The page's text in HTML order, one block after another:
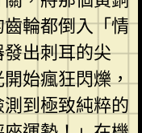
輪都倒入「情
出刺耳的尖
始瘋狂閃爍，
到極致純粹的